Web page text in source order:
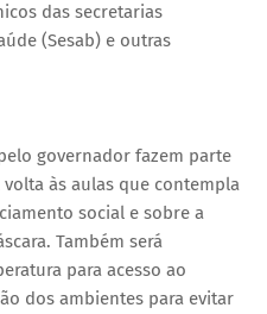
das secretarias
(Sesab) e outras
governador fazem parte
às aulas que contempla
social e sobre a
Também será
para acesso ao
dos ambientes para evitar